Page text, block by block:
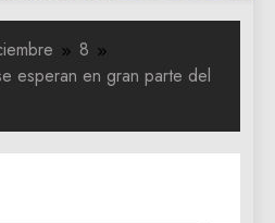
8
esperan en gran parte del